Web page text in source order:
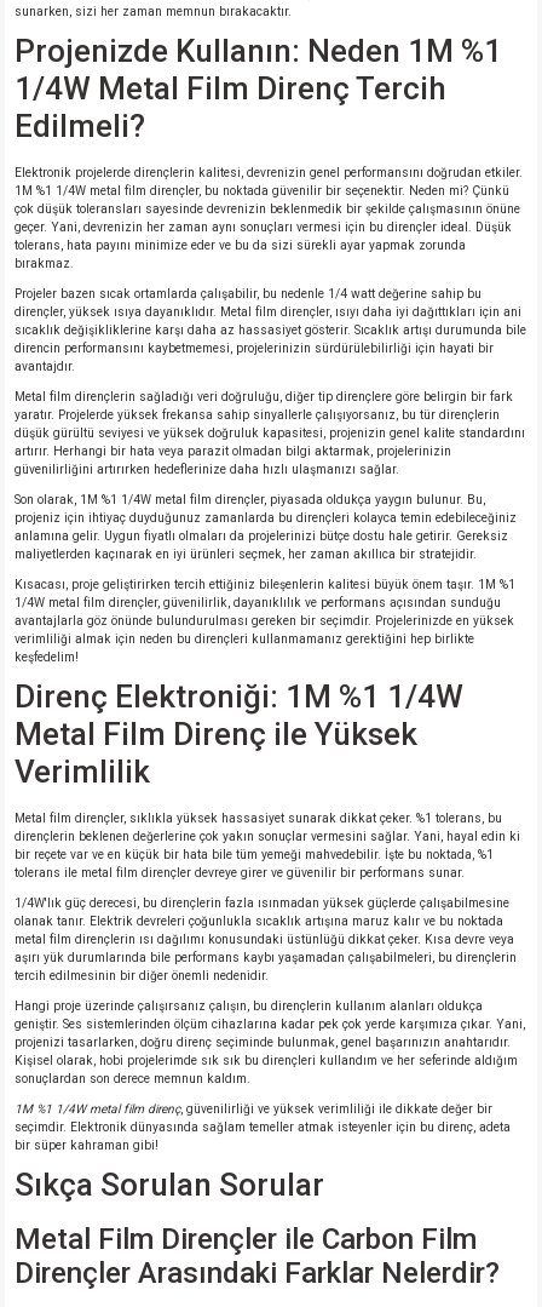
sunarken, sizi her zaman memnun bırakacaktır.
Projenizde Kullanın: Neden 1M %1
1/4W Metal Film Direnç Tercih
Edilmeli?
Elektronik projelerde dirençlerin kalitesi, devrenizin genel performansını doğrudan etkiler.
1M %1 1/4W metal film dirençler, bu noktada güvenilir bir seçenektir. Neden mi? Çünkü
çok düşük toleransları sayesinde devrenizin beklenmedik bir şekilde çalışmasının önüne
geçer. Yani, devrenizin her zaman aynı sonuçları vermesi için bu dirençler ideal. Düşük
tolerans, hata payını minimize eder ve bu da sizi sürekli ayar yapmak zorunda
bırakmaz.
Projeler bazen sıcak ortamlarda çalışabilir, bu nedenle 1/4 watt değerine sahip bu
dirençler, yüksek ısıya dayanıklıdır. Metal film dirençler, ısıyı daha iyi dağıttıkları için ani
sıcaklık değişikliklerine karşı daha az hassasiyet gösterir. Sıcaklık artışı durumunda bile
direncin performansını kaybetmemesi, projelerinizin sürdürülebilirliği için hayati bir
avantajdır.
Metal film dirençlerin sağladığı veri doğruluğu, diğer tip dirençlere göre belirgin bir fark
yaratır. Projelerde yüksek frekansa sahip sinyallerle çalışıyorsanız, bu tür dirençlerin
düşük gürültü seviyesi ve yüksek doğruluk kapasitesi, projenizin genel kalite standardını
artırır. Herhangi bir hata veya parazit olmadan bilgi aktarmak, projelerinizin
güvenilirliğini artırırken hedeflerinize daha hızlı ulaşmanızı sağlar.
Son olarak, 1M %1 1/4W metal film dirençler, piyasada oldukça yaygın bulunur. Bu,
projeniz için ihtiyaç duyduğunuz zamanlarda bu dirençleri kolayca temin edebileceğiniz
anlamına gelir. Uygun fiyatlı olmaları da projelerinizi bütçe dostu hale getirir. Gereksiz
maliyetlerden kaçınarak en iyi ürünleri seçmek, her zaman akıllıca bir stratejidir.
Kısacası, proje geliştirirken tercih ettiğiniz bileşenlerin kalitesi büyük önem taşır. 1M %1
1/4W metal film dirençler, güvenilirlik, dayanıklılık ve performans açısından sunduğu
avantajlarla göz önünde bulundurulması gereken bir seçimdir. Projelerinizde en yüksek
verimliliği almak için neden bu dirençleri kullanmamanız gerektiğini hep birlikte
keşfedelim!
Direnç Elektroniği: 1M %1 1/4W
Metal Film Direnç ile Yüksek
Verimlilik
Metal film dirençler, sıklıkla yüksek hassasiyet sunarak dikkat çeker. %1 tolerans, bu
dirençlerin beklenen değerlerine çok yakın sonuçlar vermesini sağlar. Yani, hayal edin ki
bir reçete var ve en küçük bir hata bile tüm yemeği mahvedebilir. İşte bu noktada, %1
tolerans ile metal film dirençler devreye girer ve güvenilir bir performans sunar.
1/4W'lık güç derecesi, bu dirençlerin fazla ısınmadan yüksek güçlerde çalışabilmesine
olanak tanır. Elektrik devreleri çoğunlukla sıcaklık artışına maruz kalır ve bu noktada
metal film dirençlerin ısı dağılımı konusundaki üstünlüğü dikkat çeker. Kısa devre veya
aşırı yük durumlarında bile performans kaybı yaşamadan çalışabilmeleri, bu dirençlerin
tercih edilmesinin bir diğer önemli nedenidir.
Hangi proje üzerinde çalışırsanız çalışın, bu dirençlerin kullanım alanları oldukça
geniştir. Ses sistemlerinden ölçüm cihazlarına kadar pek çok yerde karşımıza çıkar. Yani,
projenizi tasarlarken, doğru direnç seçiminde bulunmak, genel başarınızın anahtarıdır.
Kişisel olarak, hobi projelerimde sık sık bu dirençleri kullandım ve her seferinde aldığım
sonuçlardan son derece memnun kaldım.
1M %1 1/4W metal film direnç, güvenilirliği ve yüksek verimliliği ile dikkate değer bir
seçimdir. Elektronik dünyasında sağlam temeller atmak isteyenler için bu direnç, adeta
bir süper kahraman gibi!
Sıkça Sorulan Sorular
Metal Film Dirençler ile Carbon Film
Dirençler Arasındaki Farklar Nelerdir?